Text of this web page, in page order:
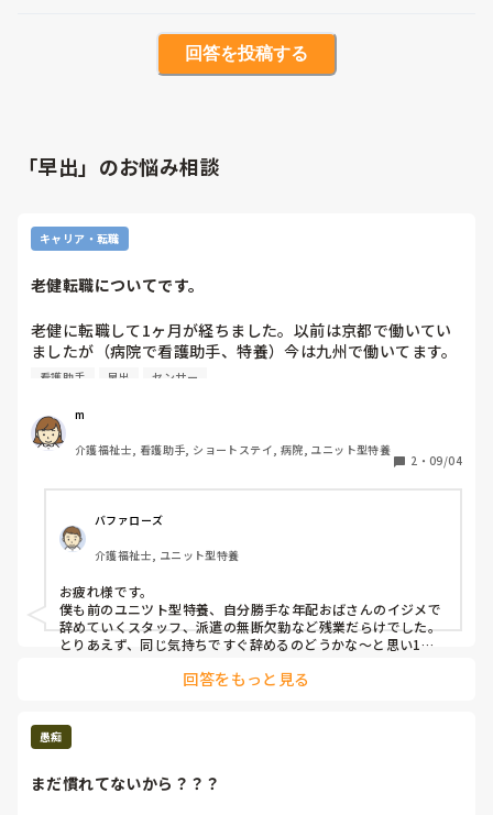
回答を投稿する
「早出」のお悩み相談
キャリア・転職
老健転職についてです。
老健に転職して1ヶ月が経ちました。以前は京都で働いてい
ましたが（病院で看護助手、特養）今は九州で働いてます。
なんかヤバ目の施設に転職したのではないかと不安でいっぱ
まず、ナースコールはありますが、ピッチに連動型ではな
く、ピッチがありません。初めてピッチがない施設に当たり
ました。普通なのですかね？？ナースコール自体はあり、部
屋の前が光るのと音はしっかりでます。居室に行き、対応を
する感じです。基本日中はみんなフロアで起きてます。セン
サーはありますが、それぞれ音楽が分けてあり、職員が反応
しています。
でも夜勤の時2人職員で入るため、他利用者対応中、コール
がなっても廊下に出ないと誰がなってるか分からない見たい
です。今働いている人達は、ピッチが無いことに疑問も持た
ないのかなと思ってます。
教育体制もこれが普通なのか分からないですが、最初は日勤
階で日勤と早出は自立してますが、一回職員についてもら
い、次からは1人で入らなければなりません。経験はありま
よってもやり方、回し方が違うため毎日戸惑いでしかありま
看護助手 早出 センサー
m
介護福祉士, 看護助手, ショートステイ, 病院, ユニット型特養
2 ・ 09/04
バファローズ
介護福祉士, ユニット型特養
お疲れ様です。
僕も前のユニツト型特養、自分勝手な年配おばさんのイジメで
辞めていくスタッフ、派遣の無断欠勤など残業だらけでした。
とりあえず、同じ気持ちですぐ辞めるのどうかな～と思い1年
スト削減で変えない、よくないですね～。
でしょうね
回答をもっと見る
愚痴
まだ慣れてないから？？？